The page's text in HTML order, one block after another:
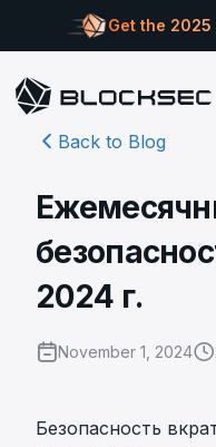
Get the
Back to Blog
2024 г.
November 1, 2024
Безопасность